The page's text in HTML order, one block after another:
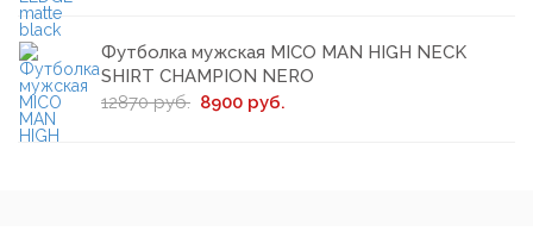
Футболка мужская MICO MAN HIGH NECK
SHIRT CHAMPION NERO
12870 руб. 8900 руб.